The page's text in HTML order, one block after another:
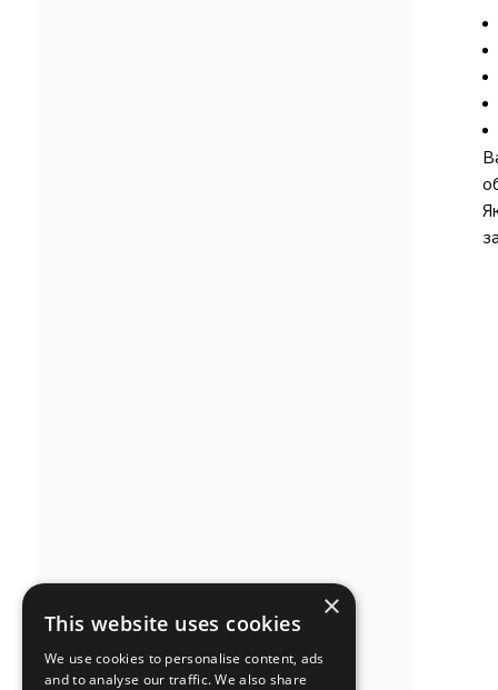
×
This website uses cookies
We use cookies to personalise content, ads
and to analyse our traffic. We also share